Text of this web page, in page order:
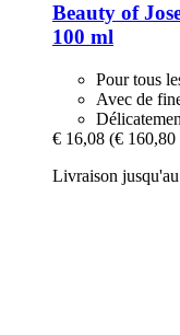
Beauty of
100 ml
Pour tous
Avec de
€ 16,08 (€
Livraison